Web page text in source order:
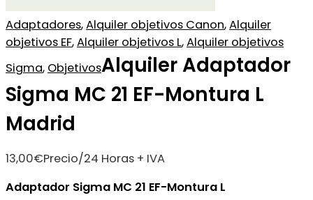
Adaptadores,Alquiler objetivos Canon,Alquiler
objetivos EF,Alquiler objetivos L,Alquiler objetivos
Sigma, ObjetivosAlquiler Adaptador
Sigma MC 21 EF-Montura L
Madrid
13,00€Precio/24 Horas + IVA
Adaptador Sigma MC 21 EF-Montura L